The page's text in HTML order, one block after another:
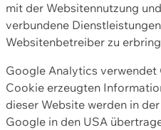
mit der Websitennutzung
verbundene
Websitenbetreiber zu
Google Analytics verwendet
Cookie erzeugten
dieser Website werden in
Google in den USA